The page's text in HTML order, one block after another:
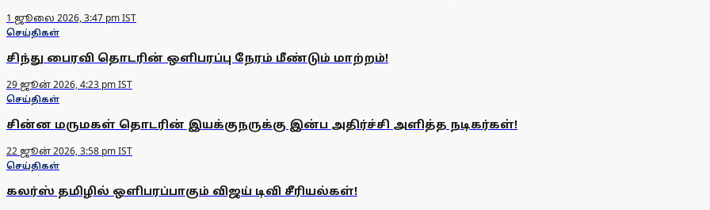
1 ஜூலை 2026, 3:47 pm IST
செய்திகள்
சிந்து பைரவி தொடரின் ஒளிபரப்பு நேரம் மீண்டும் மாற்றம்!
29 ஜூன் 2026, 4:23 pm IST
செய்திகள்
சின்ன மருமகள் தொடரின் இயக்குநருக்கு இன்ப அதிர்ச்சி அளித்த நடிகர்கள்!
22 ஜூன் 2026, 3:58 pm IST
செய்திகள்
கலர்ஸ் தமிழில் ஒளிபரப்பாகும் விஜய் டிவி சீரியல்கள்!